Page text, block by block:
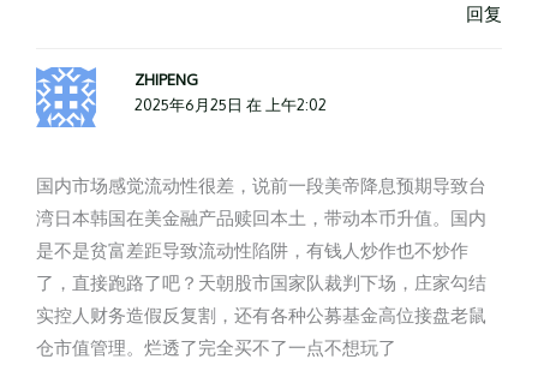
回复
ZHIPENG
2025年6月25日 在 上午2:02
国内市场感觉流动性很差，说前一段美帝降息预期导致台
湾日本韩国在美金融产品赎回本土，带动本币升值。国内
是不是贫富差距导致流动性陷阱，有钱人炒作也不炒作
了，直接跑路了吧？天朝股市国家队裁判下场，庄家勾结
实控人财务造假反复割，还有各种公募基金高位接盘老鼠
仓市值管理。烂透了完全买不了一点不想玩了